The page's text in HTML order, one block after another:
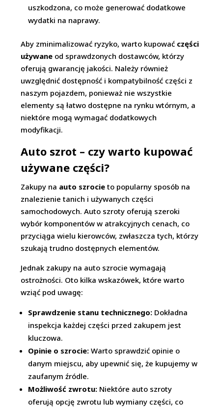
uszkodzona, co może generować dodatkowe
wydatki na naprawy.
Aby zminimalizować ryzyko, warto kupować części
używane od sprawdzonych dostawców, którzy
oferują gwarancję jakości. Należy również
uwzględnić dostępność i kompatybilność części z
naszym pojazdem, ponieważ nie wszystkie
elementy są łatwo dostępne na rynku wtórnym, a
niektóre mogą wymagać dodatkowych
modyfikacji.
Auto szrot – czy warto kupować
używane części?
Zakupy na auto szrocie to popularny sposób na
znalezienie tanich i używanych części
samochodowych. Auto szroty oferują szeroki
wybór komponentów w atrakcyjnych cenach, co
przyciąga wielu kierowców, zwłaszcza tych, którzy
szukają trudno dostępnych elementów.
Jednak zakupy na auto szrocie wymagają
ostrożności. Oto kilka wskazówek, które warto
wziąć pod uwagę:
Sprawdzenie stanu technicznego: Dokładna
inspekcja każdej części przed zakupem jest
kluczowa.
Opinie o szrocie: Warto sprawdzić opinie o
danym miejscu, aby upewnić się, że kupujemy w
zaufanym źródle.
Możliwość zwrotu: Niektóre auto szroty
oferują opcję zwrotu lub wymiany części, co